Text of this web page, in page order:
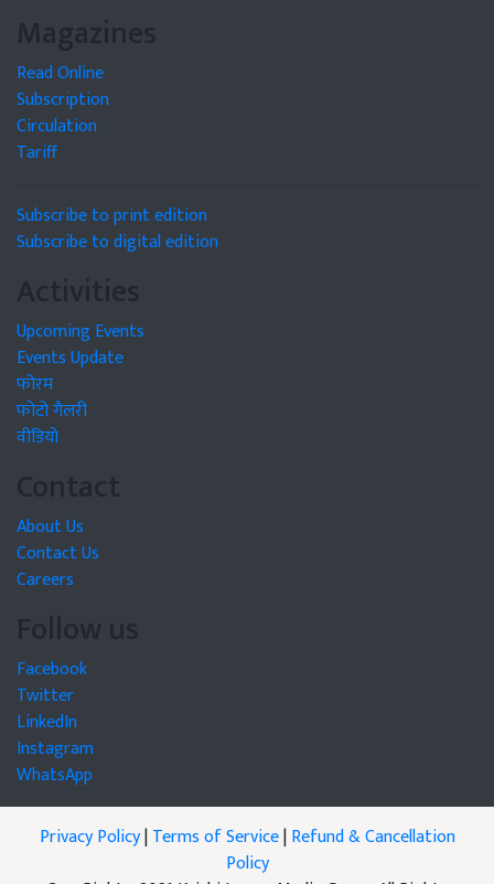
Magazines
Read Online
Subscription
Circulation
Tariff
Subscribe to print edition
Subscribe to digital edition
Activities
Upcoming Events
Events Update
फोरम
फोटो गैलरी
वीडियो
Contact
About Us
Contact Us
Careers
Follow us
Facebook
Twitter
LinkedIn
Instagram
WhatsApp
Privacy Policy|Terms of Service|Refund & Cancellation
Policy